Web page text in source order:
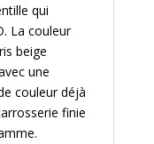
qui
La couleur
beige
une
couleur déjà
finie